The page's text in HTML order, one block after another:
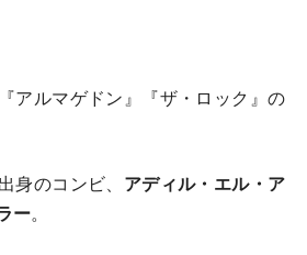
アルマゲドン』『ザ・ロック』の
身のコンビ、 アディル・エル・ア
ー。